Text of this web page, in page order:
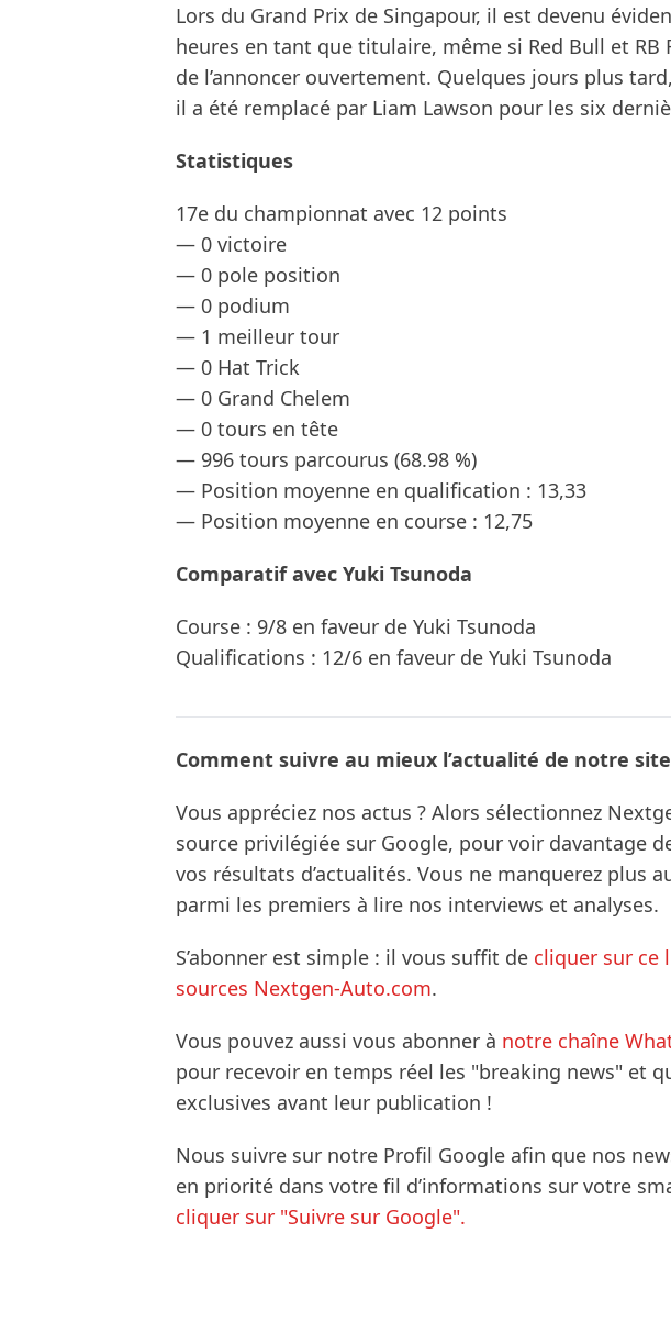
Lors du Grand Prix de Singapour, il est devenu
heures en tant que titulaire, même si Red Bull et RB
de l’annoncer ouvertement. Quelques jours plus
il a été remplacé par Liam Lawson pour les six
Statistiques
17e du championnat avec 12 points
— 0 victoire
— 0 pole position
— 0 podium
— 1 meilleur tour
— 0 Hat Trick
— 0 Grand Chelem
— 0 tours en tête
— 996 tours parcourus (68.98 %)
— Position moyenne en qualification : 13,33
— Position moyenne en course : 12,75
Comparatif avec Yuki Tsunoda
Course : 9/8 en faveur de Yuki Tsunoda
Qualifications : 12/6 en faveur de Yuki Tsunoda
Comment suivre au mieux l’actualité de notre
Vous appréciez nos actus ? Alors sélectionnez
source privilégiée sur Google, pour voir davantage
vos résultats d’actualités. Vous ne manquerez plus
parmi les premiers à lire nos interviews et analyses.
S’abonner est simple : il vous suffit de cliquer sur ce
sources Nextgen-Auto.com.
Vous pouvez aussi vous abonner à notre chaîne
pour recevoir en temps réel les "breaking news" et
exclusives avant leur publication !
Nous suivre sur notre Profil Google afin que nos
en priorité dans votre fil d’informations sur votre
cliquer sur "Suivre sur Google".